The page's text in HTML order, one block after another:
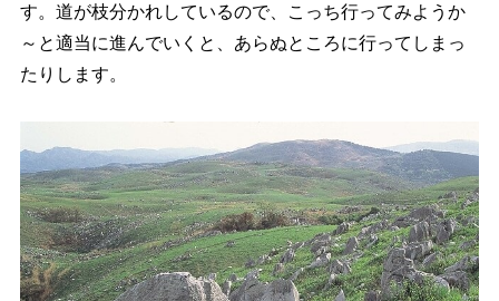
す。道が枝分かれしているので、こっち行ってみようか
～と適当に進んでいくと、あらぬところに行ってしまっ
たりします。